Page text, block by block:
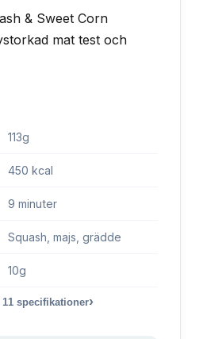
113g
450 kcal
9 minuter
Squash, majs, grädde
10g
11 specifikationer›